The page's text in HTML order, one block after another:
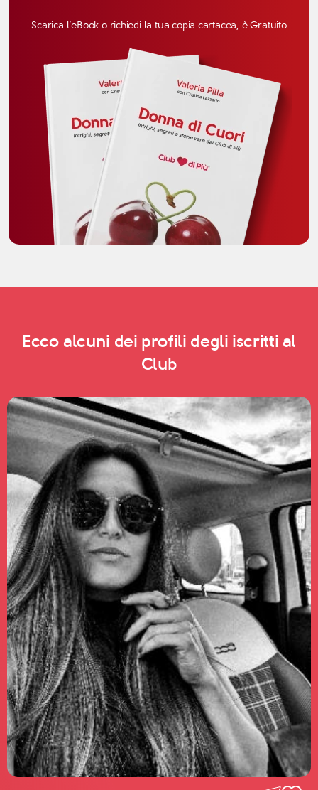
Scarica l’eBook o richiedi la tua copia cartacea, è Gratuito
Ecco alcuni dei profili degli iscritti al
Club